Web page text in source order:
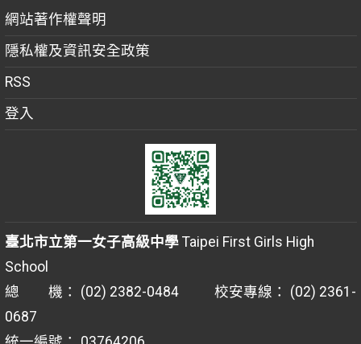
網站著作權聲明
隱私權及資訊安全政策
RSS
登入
臺北市立第一女子高級中學Taipei First Girls High
School
總 機： (02) 2382-0484 校安專線： (02) 2361-
0687